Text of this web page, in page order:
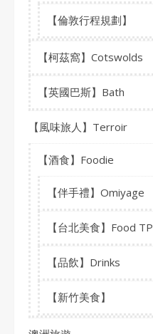
【倫敦行程規劃】
【柯茲窩】Cotswolds
【英國巴斯】Bath
【風味旅人】Terroir
【酒食】Foodie
【伴手禮】Omiyage
【台北美食】Food TP
【品飲】Drinks
【新竹美食】